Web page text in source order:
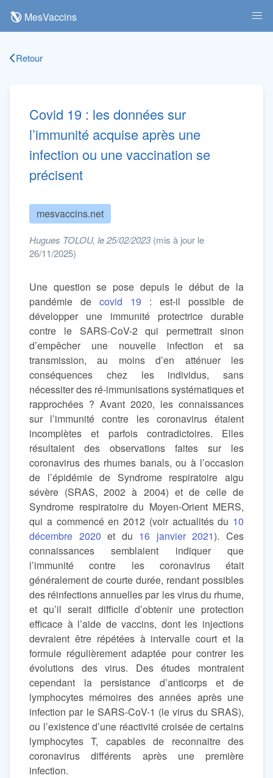
MesVaccins
Retour
Covid 19 : les données sur
l’immunité acquise après une
infection ou une vaccination se
précisent
mesvaccins.net
Hugues TOLOU, le 25/02/2023 (mis à jour le
26/11/2025)
Une question se pose depuis le début de la
pandémie de covid 19 : est-il possible de
développer une immunité protectrice durable
contre le SARS-CoV-2 qui permettrait sinon
d’empêcher une nouvelle infection et sa
transmission, au moins d’en atténuer les
conséquences chez les individus, sans
nécessiter des ré-immunisations systématiques et
rapprochées ? Avant 2020, les connaissances
sur l’immunité contre les coronavirus étaient
incomplètes et parfois contradictoires. Elles
résultaient des observations faites sur les
coronavirus des rhumes banals, ou à l’occasion
de l’épidémie de Syndrome respiratoire aigu
sévère (SRAS, 2002 à 2004) et de celle de
Syndrome respiratoire du Moyen-Orient MERS,
qui a commencé en 2012 (voir actualités du 10
décembre 2020 et du 16 janvier 2021). Ces
connaissances semblaient indiquer que
l’immunité contre les coronavirus était
généralement de courte durée, rendant possibles
des réinfections annuelles par les virus du rhume,
et qu’il serait difficile d’obtenir une protection
efficace à l’aide de vaccins, dont les injections
devraient être répétées à intervalle court et la
formule régulièrement adaptée pour contrer les
évolutions des virus. Des études montraient
cependant la persistance d’anticorps et de
lymphocytes mémoires des années après une
infection par le SARS-CoV-1 (le virus du SRAS),
ou l’existence d’une réactivité croisée de certains
lymphocytes T, capables de reconnaitre des
coronavirus différents après une première
infection.